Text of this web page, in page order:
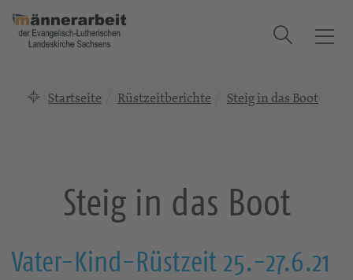
T
Suche
Startseite Rüstzeitberichte Steig in das Boot
Steig in das Boot
Vater-Kind-Rüstzeit 25.-27.6.21